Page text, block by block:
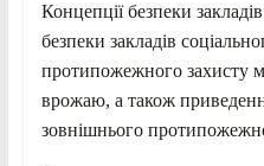
Концепції безпеки
безпеки закладів
протипожежного захисту
врожаю, а також
зовнішнього